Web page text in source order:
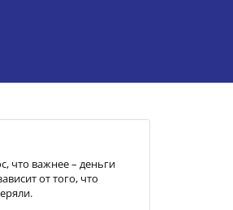
что важнее – деньги
от того, что